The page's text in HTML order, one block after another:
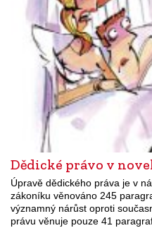
Dědické právo v
Úpravě dědického práva je v
zákoníku věnováno 245
významný nárůst oproti
právu věnuje pouze 41